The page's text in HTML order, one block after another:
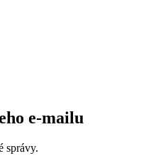
e-mailu
správy.